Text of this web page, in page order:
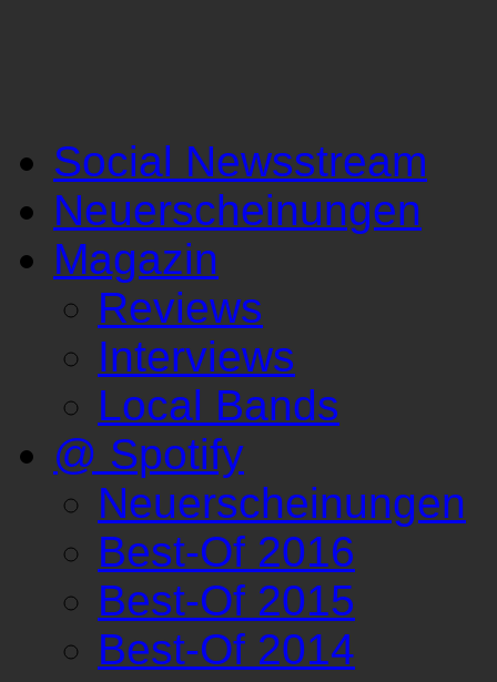
Social Newsstream
Neuerscheinungen
Magazin
Reviews
Interviews
Local Bands
@ Spotify
Neuerscheinungen
Best-Of 2016
Best-Of 2015
Best-Of 2014